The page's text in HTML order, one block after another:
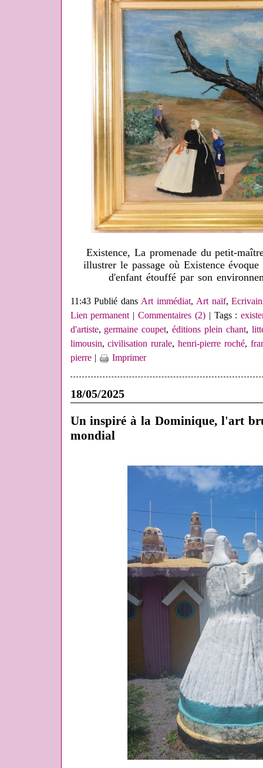
Existence, La promenade du petit-
illustrer le passage où Existence
d'enfant étouffé par son
11:43 Publié dansArt immédiat, Art naïf,
Lien permanent|Commentaires (2)| Tags :
d'artiste, germaine coupet,éditions plein chant,
limousin,civilisation rurale,henri-pierre roché,
pierre| Imprimer
18/05/2025
Un inspiré à la Dominique, l'art
mondial